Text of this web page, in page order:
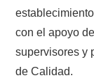
con el apoyo
supervisores y
de Calidad.